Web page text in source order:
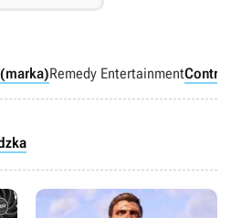
Remedy Entertainment